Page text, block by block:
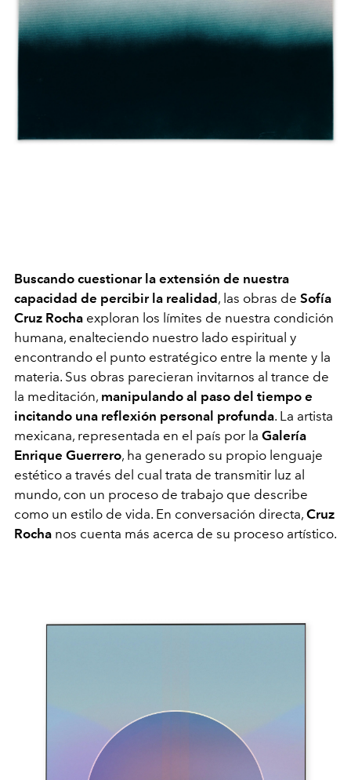
Buscando cuestionar la extensión de nuestra
capacidad de percibir la realidad , las obras de Sofía
Cruz Rocha exploran los límites de nuestra condición
humana, enalteciendo nuestro lado espiritual y
encontrando el punto estratégico entre la mente y la
materia. Sus obras parecieran invitarnos al trance de
la meditación, manipulando al paso del tiempo e
incitando una reflexión personal profunda. La artista
mexicana, representada en el país por la Galería
Enrique Guerrero, ha generado su propio lenguaje
estético a través del cual trata de transmitir luz al
mundo, con un proceso de trabajo que describe
como un estilo de vida. En conversación directa, Cruz
Rocha nos cuenta más acerca de su proceso artístico.